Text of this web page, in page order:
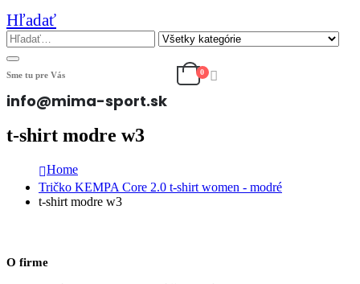
Hľadať
Sme tu pre Vás
info@mima-sport.sk
0
t-shirt modre w3
Home
Tričko KEMPA Core 2.0 t-shirt women - modré
t-shirt modre w3
O firme